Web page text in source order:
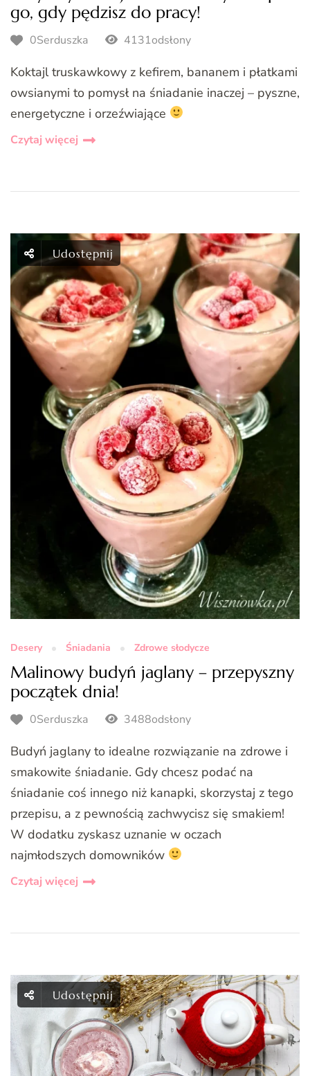
go, gdy pędzisz do pracy!
0Serduszka 4131odsłony
Koktajl truskawkowy z kefirem, bananem i płatkami
owsianymi to pomysł na śniadanie inaczej – pyszne,
energetyczne i orzeźwiające
Czytaj więcej
Udostępnij
Desery Śniadania Zdrowe słodycze
Malinowy budyń jaglany – przepyszny
początek dnia!
0Serduszka 3488odsłony
Budyń jaglany to idealne rozwiązanie na zdrowe i
smakowite śniadanie. Gdy chcesz podać na
śniadanie coś innego niż kanapki, skorzystaj z tego
przepisu, a z pewnością zachwycisz się smakiem!
W dodatku zyskasz uznanie w oczach
najmłodszych domowników
Czytaj więcej
Udostępnij